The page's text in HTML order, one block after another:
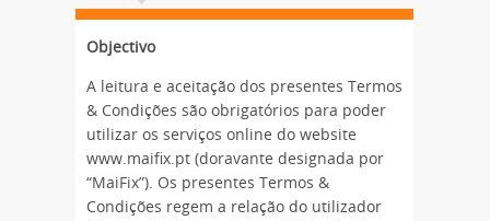
Objectivo
A leitura e aceitação dos presentes Termos
& Condições são obrigatórios para poder
utilizar os serviços online do website
www.maifix.pt (doravante designada por
“MaiFix”). Os presentes Termos &
Condições regem a relação do utilizador